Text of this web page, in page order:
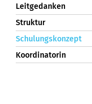
Leitgedanken
Struktur
Schulungskonzept
Koordinatorin